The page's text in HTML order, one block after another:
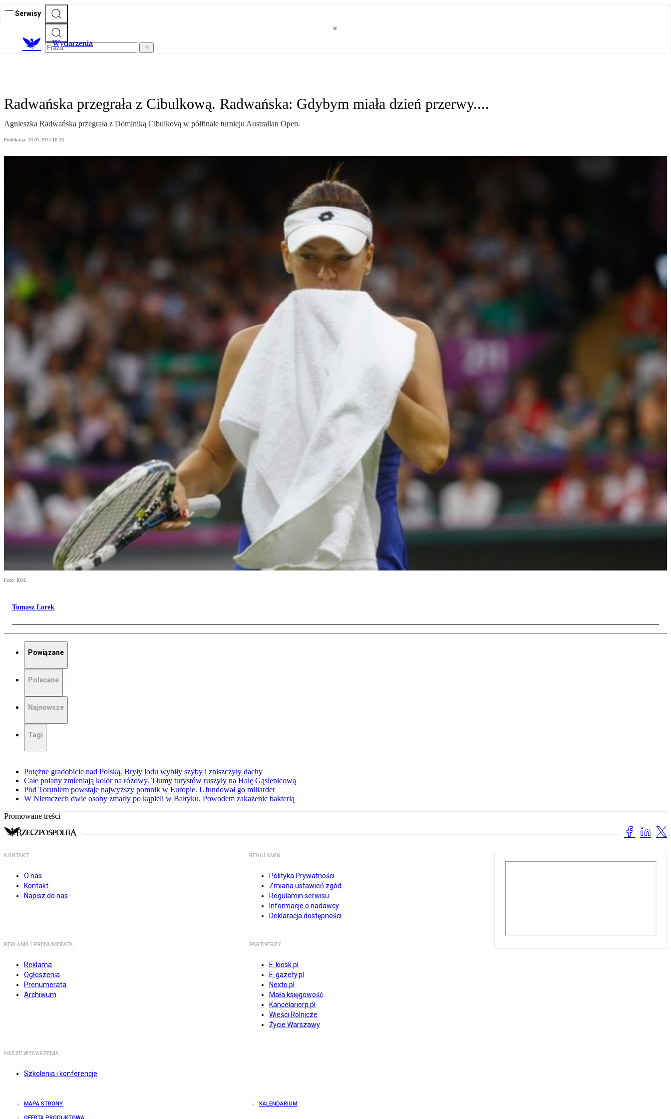
Serwisy
Wydarzenia
Radwańska przegrała z Cibulkową. Radwańska: Gdybym miała dzień przerwy....
Agnieszka Radwańska przegrała z Dominiką Cibulkovą w półfinale turnieju Australian Open.
Publikacja: 23.01.2014 10:23
Foto: ROL
Tomasz Lorek
Powiązane
Polecane
Najnowsze
Tagi
Potężne gradobicie nad Polską. Bryły lodu wybiły szyby i zniszczyły dachy
Całe polany zmieniają kolor na różowy. Tłumy turystów ruszyły na Halę Gąsienicową
Pod Toruniem powstaje najwyższy pomnik w Europie. Ufundował go miliarder
W Niemczech dwie osoby zmarły po kąpieli w Bałtyku. Powodem zakażenie bakterią
Promowane treści
KONTAKT
O nas
Kontakt
Napisz do nas
REGULAMIN
Polityka Prywatności
Zmiana ustawień zgód
Regulamin serwisu
Informacje o nadawcy
Deklaracja dostępności
REKLAMA I PRENUMERATA
Reklama
Ogłoszenia
Prenumerata
Archiwum
PARTNERZY
E-kiosk.pl
E-gazety.pl
Nexto.pl
Mała księgowość
Kancelarierp.pl
Wieści Rolnicze
Życie Warszawy
NASZE WYDARZENIA
Szkolenia i konferencje
MAPA STRONY KALENDARIUM